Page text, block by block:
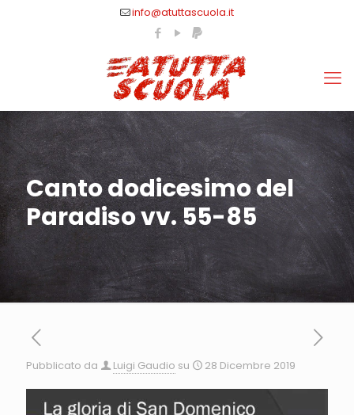
info@atuttascuola.it
Canto dodicesimo del
Paradiso vv. 55-85
Pubblicato da Luigi Gaudio su 28 Dicembre 2019